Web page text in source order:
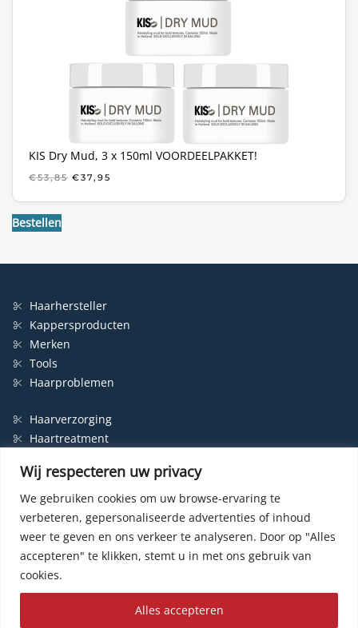
Wij respecteren uw privacy
We gebruiken cookies om uw browse-ervaring te
verbeteren, gepersonaliseerde advertenties of inhoud
weer te geven en ons verkeer te analyseren. Door op "Alles
accepteren" te klikken, stemt u in met ons gebruik van
cookies.
Alles accepteren
KIS Dry Mud, 3 x 150ml VOORDEELPAKKET!
€53,85 OORSPRONKELIJKE
WAS:
€37,95
IS:
Bestellen
Haarhersteller
Kappersproducten
Merken
Tools
Haarproblemen
Haarverzorging
Haartreatment
Styling
Shampoo
Haarverf
Permanente haarverf
Semi-permanente haarverf
Haarverf zonder ammonia